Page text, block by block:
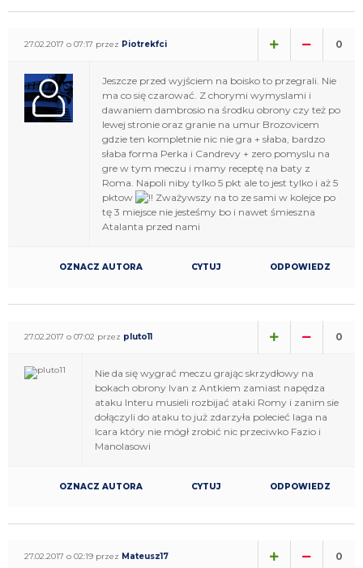
27.02.2017 o 07:17 przez Piotrekfci 0
Jeszcze przed wyjściem na boisko to przegrali. Nie
ma co się czarować. Z chorymi wymyslami i
dawaniem dambrosio na środku obrony czy też po
lewej stronie oraz granie na umur Brozovicem
gdzie ten kompletnie nic nie gra + słaba, bardzo
słaba forma Perka i Candrevy + zero pomyslu na
gre w tym meczu i mamy receptę na baty z
Roma. Napoli niby tylko 5 pkt ale to jest tylko i aż 5
pktow
Zważywszy na to ze sami w kolejce po
tę 3 miejsce nie jesteśmy bo i nawet śmieszna
Atalanta przed nami
OZNACZ AUTORA CYTUJ ODPOWIEDZ
27.02.2017 o 07:02 przez pluto11 0
Nie da się wygrać meczu grając skrzydłowy na
bokach obrony Ivan z Antkiem zamiast napędza
ataku Interu musieli rozbijać ataki Romy i zanim sie
dołączyli do ataku to już zdarzyła polecieć laga na
Icara który nie mógł zrobić nic przeciwko Fazio i
Manolasowi
OZNACZ AUTORA CYTUJ ODPOWIEDZ
27.02.2017 o 02:19 przez Mateusz17 0